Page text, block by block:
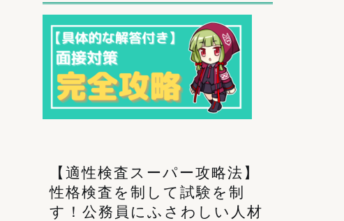
【適性検査スーパー攻略法】
性格検査を制して試験を制
す！公務員にふさわしい人材